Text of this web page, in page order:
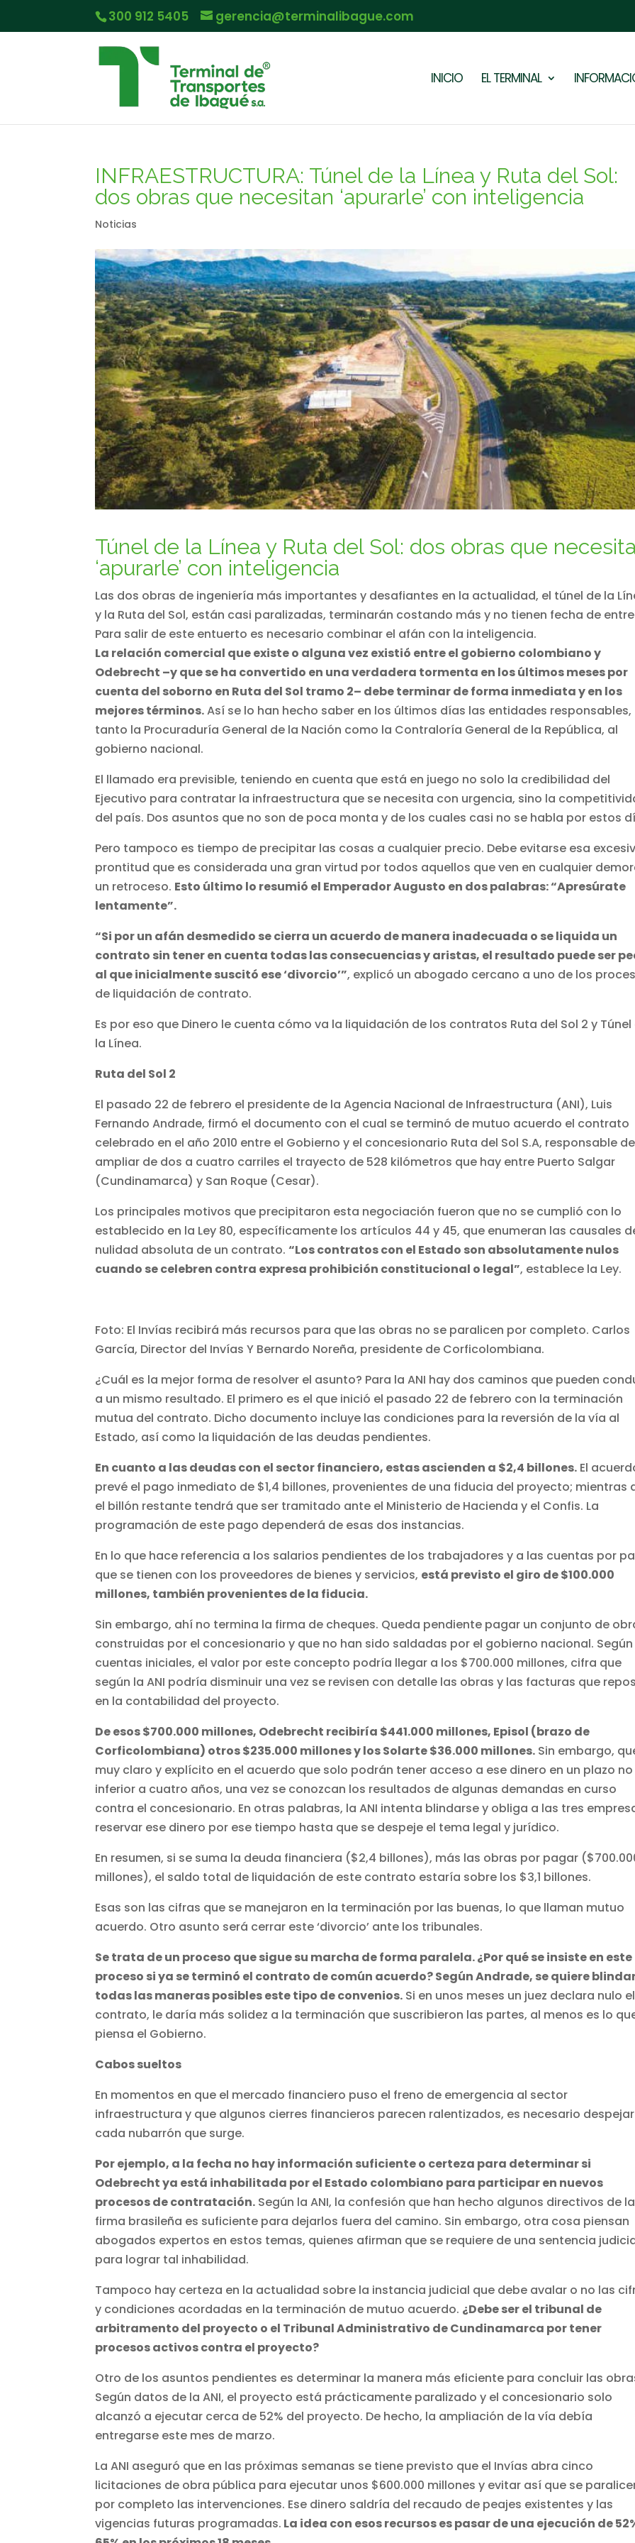
300 912 5405 gerencia@terminalibague.com
INICIO EL TERMINAL
INFRAESTRUCTURA: Túnel de la Línea y Ruta del Sol:
dos obras que necesitan ‘apurarle’ con inteligencia
Noticias
Túnel de la Línea y Ruta del Sol: dos obras que
‘apurarle’ con inteligencia
Las dos obras de ingeniería más importantes y desafiantes en la actualidad, el túnel de la
y la Ruta del Sol, están casi paralizadas, terminarán costando más y no tienen fecha de
Para salir de este entuerto es necesario combinar el afán con la inteligencia.
La relación comercial que existe o alguna vez existió entre el gobierno colombiano y
Odebrecht –y que se ha convertido en una verdadera tormenta en los últimos meses por
cuenta del soborno en Ruta del Sol tramo 2– debe terminar de forma inmediata y en los
mejores términos.Así se lo han hecho saber en los últimos días las entidades responsables,
tanto la Procuraduría General de la Nación como la Contraloría General de la República, al
gobierno nacional.
El llamado era previsible, teniendo en cuenta que está en juego no solo la credibilidad del
Ejecutivo para contratar la infraestructura que se necesita con urgencia, sino la
del país. Dos asuntos que no son de poca monta y de los cuales casi no se habla por estos
Pero tampoco es tiempo de precipitar las cosas a cualquier precio. Debe evitarse esa
prontitud que es considerada una gran virtud por todos aquellos que ven en cualquier
un retroceso. Esto último lo resumió el Emperador Augusto en dos palabras: “Apresúrate
lentamente”.
“Si por un afán desmedido se cierra un acuerdo de manera inadecuada o se liquida un
contrato sin tener en cuenta todas las consecuencias y aristas, el resultado puede ser
al que inicialmente suscitó ese ‘divorcio’”, explicó un abogado cercano a uno de los
de liquidación de contrato.
Es por eso que Dinero le cuenta cómo va la liquidación de los contratos Ruta del Sol 2 y Túnel
la Línea.
Ruta del Sol 2
El pasado 22 de febrero el presidente de la Agencia Nacional de Infraestructura (ANI), Luis
Fernando Andrade, firmó el documento con el cual se terminó de mutuo acuerdo el contrato
celebrado en el año 2010 entre el Gobierno y el concesionario Ruta del Sol S.A, responsable de
ampliar de dos a cuatro carriles el trayecto de 528 kilómetros que hay entre Puerto Salgar
(Cundinamarca) y San Roque (Cesar).
Los principales motivos que precipitaron esta negociación fueron que no se cumplió con lo
establecido en la Ley 80, específicamente los artículos 44 y 45, que enumeran las causales
nulidad absoluta de un contrato.“Los contratos con el Estado son absolutamente nulos
cuando se celebren contra expresa prohibición constitucional o legal”, establece la Ley.
Foto: El Invías recibirá más recursos para que las obras no se paralicen por completo. Carlos
García, Director del Invías Y Bernardo Noreña, presidente de Corficolombiana.
¿Cuál es la mejor forma de resolver el asunto? Para la ANI hay dos caminos que pueden
a un mismo resultado. El primero es el que inició el pasado 22 de febrero con la terminación
mutua del contrato. Dicho documento incluye las condiciones para la reversión de la vía al
Estado, así como la liquidación de las deudas pendientes.
En cuanto a las deudas con el sector financiero, estas ascienden a $2,4 billones. El
prevé el pago inmediato de $1,4 billones, provenientes de una fiducia del proyecto; mientras
el billón restante tendrá que ser tramitado ante el Ministerio de Hacienda y el Confis. La
programación de este pago dependerá de esas dos instancias.
En lo que hace referencia a los salarios pendientes de los trabajadores y a las cuentas por
que se tienen con los proveedores de bienes y servicios, está previsto el giro de $100.000
millones, también provenientes de la fiducia.
Sin embargo, ahí no termina la firma de cheques. Queda pendiente pagar un conjunto de
construidas por el concesionario y que no han sido saldadas por el gobierno nacional. Según
cuentas iniciales, el valor por este concepto podría llegar a los $700.000 millones, cifra que
según la ANI podría disminuir una vez se revisen con detalle las obras y las facturas que
en la contabilidad del proyecto.
De esos $700.000 millones, Odebrecht recibiría $441.000 millones, Episol (brazo de
Corficolombiana) otros $235.000 millones y los Solarte $36.000 millones. Sin embargo,
muy claro y explícito en el acuerdo que solo podrán tener acceso a ese dinero en un plazo no
inferior a cuatro años, una vez se conozcan los resultados de algunas demandas en curso
contra el concesionario. En otras palabras, la ANI intenta blindarse y obliga a las tres
reservar ese dinero por ese tiempo hasta que se despeje el tema legal y jurídico.
En resumen, si se suma la deuda financiera ($2,4 billones), más las obras por pagar
millones), el saldo total de liquidación de este contrato estaría sobre los $3,1 billones.
Esas son las cifras que se manejaron en la terminación por las buenas, lo que llaman mutuo
acuerdo. Otro asunto será cerrar este ‘divorcio’ ante los tribunales.
Se trata de un proceso que sigue su marcha de forma paralela. ¿Por qué se insiste en este
proceso si ya se terminó el contrato de común acuerdo? Según Andrade, se quiere
todas las maneras posibles este tipo de convenios. Si en unos meses un juez declara nulo el
contrato, le daría más solidez a la terminación que suscribieron las partes, al menos es lo
piensa el Gobierno.
Cabos sueltos
En momentos en que el mercado financiero puso el freno de emergencia al sector
infraestructura y que algunos cierres financieros parecen ralentizados, es necesario despejar
cada nubarrón que surge.
Por ejemplo, a la fecha no hay información suficiente o certeza para determinar si
Odebrecht ya está inhabilitada por el Estado colombiano para participar en nuevos
procesos de contratación. Según la ANI, la confesión que han hecho algunos directivos de la
firma brasileña es suficiente para dejarlos fuera del camino. Sin embargo, otra cosa piensan
abogados expertos en estos temas, quienes afirman que se requiere de una sentencia
para lograr tal inhabilidad.
Tampoco hay certeza en la actualidad sobre la instancia judicial que debe avalar o no las
y condiciones acordadas en la terminación de mutuo acuerdo. ¿Debe ser el tribunal de
arbitramento del proyecto o el Tribunal Administrativo de Cundinamarca por tener
procesos activos contra el proyecto?
Otro de los asuntos pendientes es determinar la manera más eficiente para concluir las
Según datos de la ANI, el proyecto está prácticamente paralizado y el concesionario solo
alcanzó a ejecutar cerca de 52% del proyecto. De hecho, la ampliación de la vía debía
entregarse este mes de marzo.
La ANI aseguró que en las próximas semanas se tiene previsto que el Invías abra cinco
licitaciones de obra pública para ejecutar unos $600.000 millones y evitar así que se
por completo las intervenciones. Ese dinero saldría del recaudo de peajes existentes y las
vigencias futuras programadas. La idea con esos recursos es pasar de una ejecución de